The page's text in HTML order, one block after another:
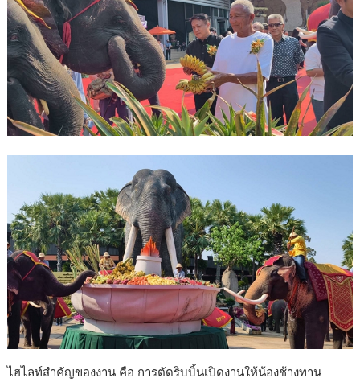
ไฮไลท์สำคัญของงาน คือ การตัดริบบิ้นเปิดงานให้น้องช้างทาน